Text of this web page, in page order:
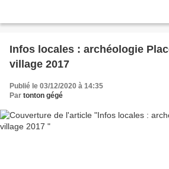
Infos locales : archéologie Place vieille Isola
village 2017
Publié le 03/12/2020 à 14:35
Par tonton gégé